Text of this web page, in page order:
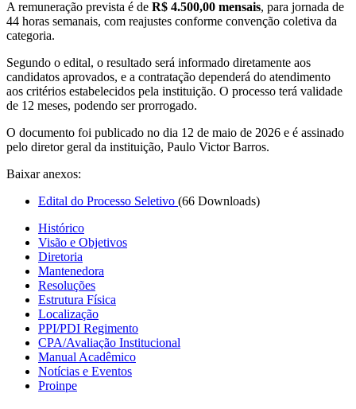
A remuneração prevista é de R$ 4.500,00 mensais, para jornada de
44 horas semanais, com reajustes conforme convenção coletiva da
categoria.
Segundo o edital, o resultado será informado diretamente aos
candidatos aprovados, e a contratação dependerá do atendimento
aos critérios estabelecidos pela instituição. O processo terá validade
de 12 meses, podendo ser prorrogado.
O documento foi publicado no dia 12 de maio de 2026 e é assinado
pelo diretor geral da instituição, Paulo Victor Barros.
Baixar anexos:
Edital do Processo Seletivo (66 Downloads)
Histórico
Visão e Objetivos
Diretoria
Mantenedora
Resoluções
Estrutura Física
Localização
PPI/PDI Regimento
CPA/Avaliação Institucional
Manual Acadêmico
Notícias e Eventos
Proinpe